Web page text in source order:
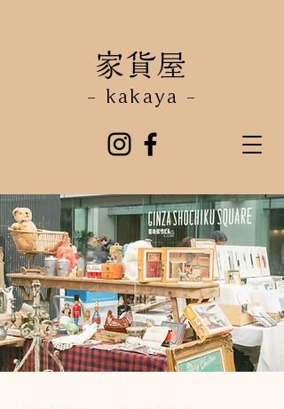
- kakaya -
​家貨屋